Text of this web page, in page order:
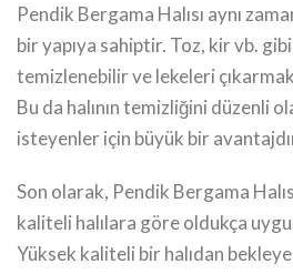
Pendik Bergama Halısı aynı
bir yapıya sahiptir. Toz, kir vb.
temizlenebilir ve lekeleri
Bu da halının temizliğini düzenli
isteyenler için büyük bir
Son olarak, Pendik Bergama
kaliteli halılara göre oldukça
Yüksek kaliteli bir halıdan